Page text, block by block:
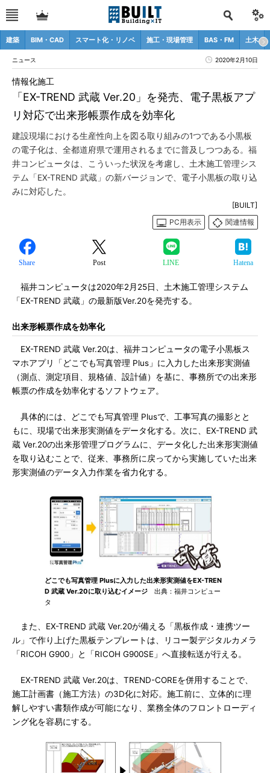
建築 BIM・CAD スマート化・リノベ 施工・現場管理 BAS・FM 土木
ニュース 2020年2月10日
「EX-TREND 武蔵 Ver.20」を発売、電子黒板アプ
リ対応で出来形帳票作成を効率化
情報化施工
建設現場における生産性向上を図る取り組みの1つである小黒板
の電子化は、全都道府県で運用されるまでに普及しつつある。福
井コンピュータは、こういった状況を考慮し、土木施工管理シス
テム「EX-TREND 武蔵」の新バージョンで、電子小黒板の取り込
みに対応した。
[BUILT]
PC用表示
関連情報
Share Post LINE Hatena
福井コンピュータは2020年2月25日、土木施工管理システム
「EX-TREND 武蔵」の最新版Ver.20を発売する。
出来形帳票作成を効率化
EX-TREND 武蔵 Ver.20は、福井コンピュータの電子小黒板ス
マホアプリ「どこでも写真管理 Plus」に入力した出来形実測値
（測点、測定項目、規格値、設計値）を基に、事務所での出来形
帳票の作成を効率化するソフトウェア。
具体的には、どこでも写真管理 Plusで、工事写真の撮影とと
もに、現場で出来形実測値をデータ化する。次に、EX-TREND 武
蔵 Ver.20の出来形管理プログラムに、データ化した出来形実測値
を取り込むことで、従来、事務所に戻ってから実施していた出来
形実測値のデータ入力作業を省力化する。
どこでも写真管理 Plusに入力した出来形実測値をEX-TREN
D 武蔵 Ver.20に取り込むイメージ 出典：福井コンピュー
タ
また、EX-TREND 武蔵 Ver.20が備える「黒板作成・連携ツー
ル」で作り上げた黒板テンプレートは、リコー製デジタルカメラ
「RICOH G900」と「RICOH G900SE」へ直接転送が行える。
EX-TREND 武蔵 Ver.20は、TREND-COREを併用することで、
施工計画書（施工方法）の3D化に対応。施工前に、立体的に理
解しやすい書類作成が可能になり、業務全体のフロントローディ
ング化を容易にする。